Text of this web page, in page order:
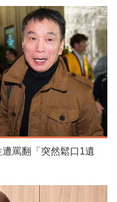
罵翻「突然鬆口1遺